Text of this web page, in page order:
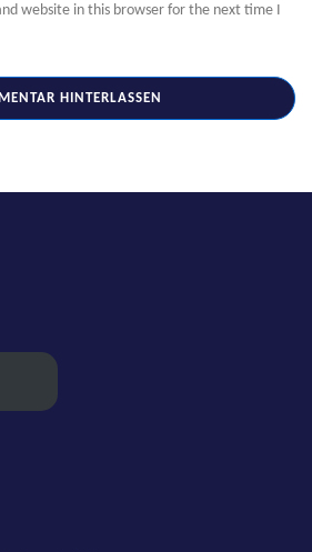
website in this browser for the next time I